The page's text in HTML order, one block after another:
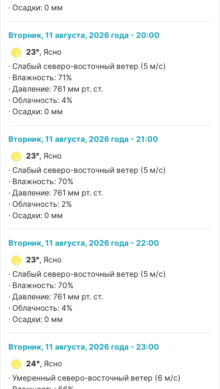
· Осадки: 0 мм
Вторник, 11 августа, 2026 года - 20:00
23°, Ясно
· Слабый северо-восточный ветер (5 м/с)
· Влажность: 71%
· Давление: 761 мм рт. ст.
· Облачность: 4%
· Осадки: 0 мм
Вторник, 11 августа, 2026 года - 21:00
23°, Ясно
· Слабый северо-восточный ветер (5 м/с)
· Влажность: 70%
· Давление: 761 мм рт. ст.
· Облачность: 2%
· Осадки: 0 мм
Вторник, 11 августа, 2026 года - 22:00
23°, Ясно
· Слабый северо-восточный ветер (5 м/с)
· Влажность: 70%
· Давление: 761 мм рт. ст.
· Облачность: 4%
· Осадки: 0 мм
Вторник, 11 августа, 2026 года - 23:00
24°, Ясно
· Умеренный северо-восточный ветер (6 м/с)